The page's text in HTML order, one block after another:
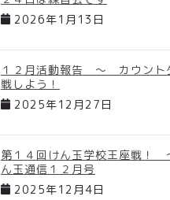
2026年1月13日
１２月活動報告 ～ カウント
戦しよう！
2025年12月27日
第１４回けん玉学校王座戦！
ん玉通信１２月号
2025年12月4日